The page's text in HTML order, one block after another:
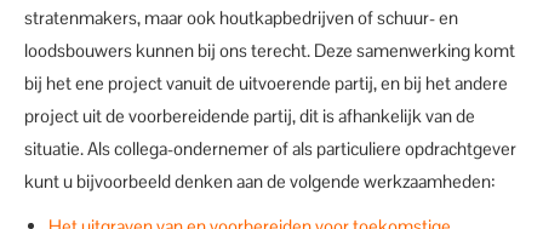
stratenmakers, maar ook houtkapbedrijven of schuur- en
loodsbouwers kunnen bij ons terecht. Deze samenwerking komt
bij het ene project vanuit de uitvoerende partij, en bij het andere
project uit de voorbereidende partij, dit is afhankelijk van de
situatie. Als collega-ondernemer of als particuliere opdrachtgever
kunt u bijvoorbeeld denken aan de volgende werkzaamheden: